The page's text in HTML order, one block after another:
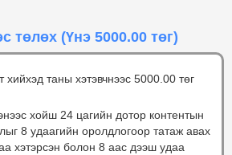
төлөх (Үнэ 5000.00 төг)
хийхэд таны хэтэвчнээс 5000.00 төг
хойш 24 цагийн дотор контентын
8 удаагийн оролдлогоор татаж авах
хэтэрсэн болон 8 аас дээш удаа